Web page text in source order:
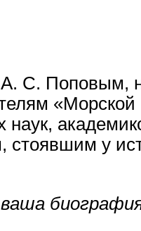
С. Поповым,
«Морской
у